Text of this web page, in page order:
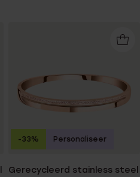
Gerecycleerd stainless steel
-33% Personaliseer